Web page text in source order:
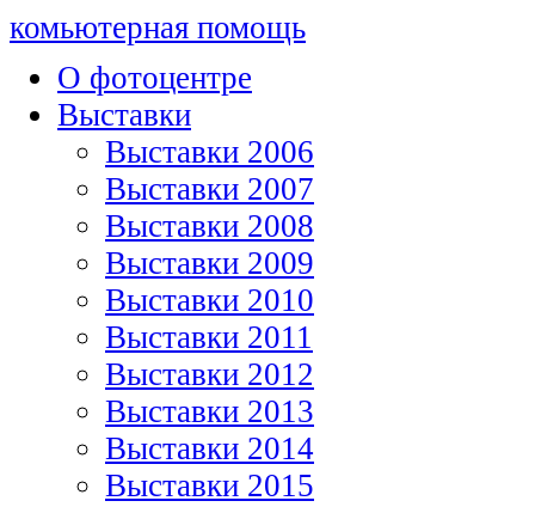
комьютерная помощь
О фотоцентре
Выставки
Выставки 2006
Выставки 2007
Выставки 2008
Выставки 2009
Выставки 2010
Выставки 2011
Выставки 2012
Выставки 2013
Выставки 2014
Выставки 2015